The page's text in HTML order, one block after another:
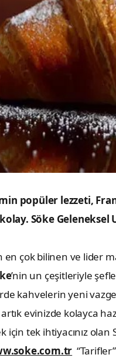
popüler lezzeti,
Söke
en çok bilinen ve lider
’nin un çeşitleriyle
kahvelerin yeni
evinizde kolayca
için tek ihtiyacınız